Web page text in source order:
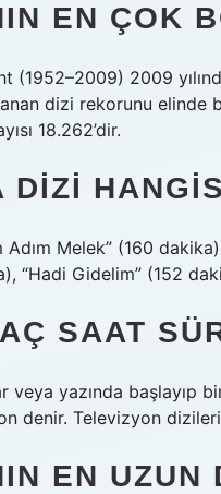
EN ÇOK
(1952–2009) 2009
dizi rekorunu elinde
18.262’dir.
DIZI
Adım Melek” (160
“Hadi Gidelim” (152
SAAT
veya yazında başlayıp
denir. Televizyon
EN